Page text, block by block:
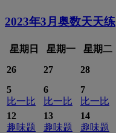
2023年3月 奥数天天练
星期日 星期一 星期二
26
27 28
5
比一比
6
比一比
7
比一比
12
趣味题
13
趣味题
14
趣味题